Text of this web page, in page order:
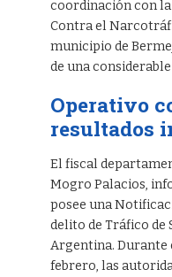
coordinación con la
Contra el
municipio de
de una
Operativo
resultados
El fiscal
Mogro Palacios,
posee una
delito de Tráfico de
Argentina. Durante
febrero, las